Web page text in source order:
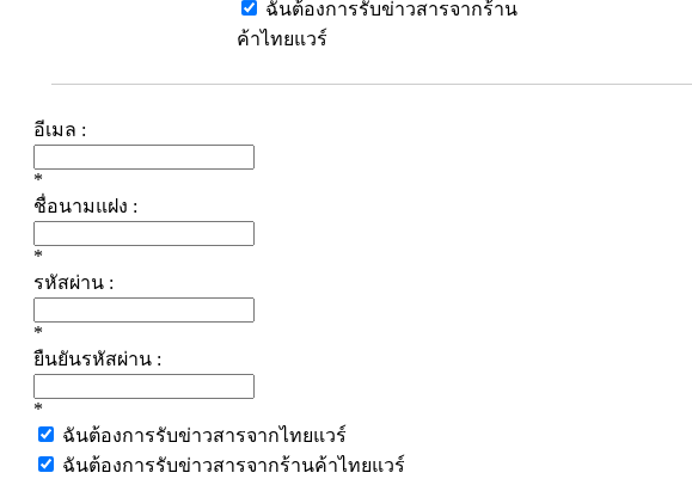
ฉันต้องการรับข่าวสารจากร้าน
ค้าไทยแวร์
อีเมล :
*
ชื่อนามแฝง :
*
รหัสผ่าน :
*
ยืนยันรหัสผ่าน :
*
ฉันต้องการรับข่าวสารจากไทยแวร์
ฉันต้องการรับข่าวสารจากร้านค้าไทยแวร์